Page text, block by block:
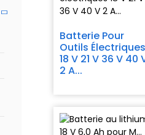
Batterie Pour
Outils Électriques
18 V 21 V 36 V 40
2 A...